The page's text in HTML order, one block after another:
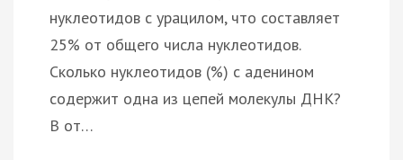
нуклеотидов с урацилом, что составляет
25% от общего числа нуклеотидов.
Сколько нуклеотидов (%) с аденином
содержит одна из цепей молекулы ДНК?
В от…